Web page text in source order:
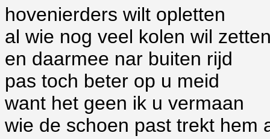
hovenierders wilt opletten
al wie nog veel kolen wil
en daarmee nar buiten rijd
pas toch beter op u meid
want het geen ik u vermaan
wie de schoen past trekt hem